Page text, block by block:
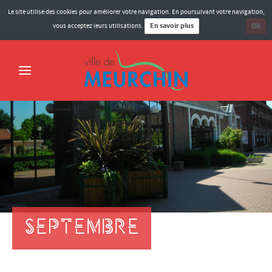
Le site utilise des cookies pour améliorer votre navigation. En poursuivant votre navigation,
vous acceptez leurs utilisations.
OK
En savoir plus
ACCUEIL
MAIRIE
MOT DU MAIRE
ELUS MEURCHINOIS
BULLETINS MUNICIPAUX
COMPTES-RENDUS DES CONSEILS
SEPTEMBRE